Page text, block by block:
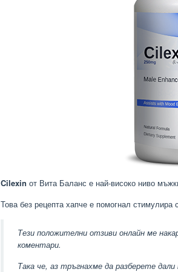
Cilexin от Вита Баланс е най-високо ниво
Това без рецепта хапче е помогнал
Тези положителни отзиви онлайн ме
коментари.
Така че, аз тръгнахме да разберете